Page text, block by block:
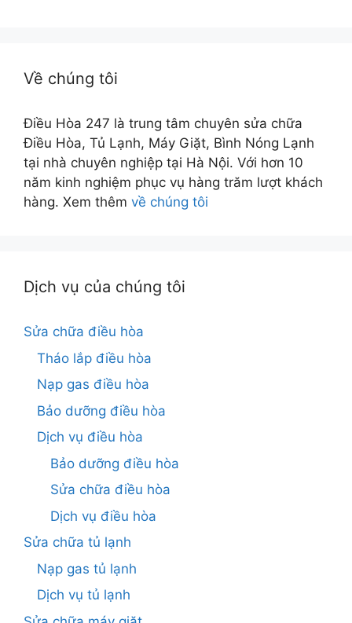
Về chúng tôi
Điều Hòa 247 là trung tâm chuyên sửa chữa
Điều Hòa, Tủ Lạnh, Máy Giặt, Bình Nóng Lạnh
tại nhà chuyên nghiệp tại Hà Nội. Với hơn 10
năm kinh nghiệm phục vụ hàng trăm lượt khách
hàng. Xem thêm về chúng tôi
Dịch vụ của chúng tôi
Sửa chữa điều hòa
Tháo lắp điều hòa
Nạp gas điều hòa
Bảo dưỡng điều hòa
Dịch vụ điều hòa
Bảo dưỡng điều hòa
Sửa chữa điều hòa
Dịch vụ điều hòa
Sửa chữa tủ lạnh
Nạp gas tủ lạnh
Dịch vụ tủ lạnh